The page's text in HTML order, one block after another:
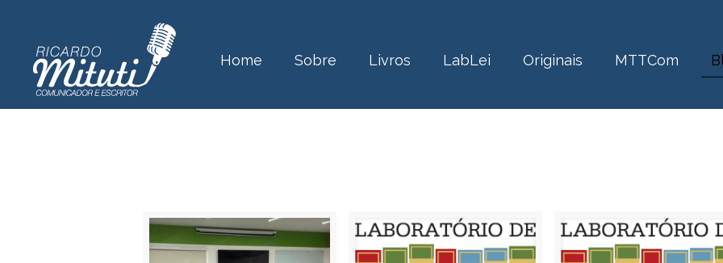
Home Sobre Livros LabLei Originais MTTCom